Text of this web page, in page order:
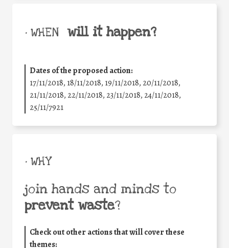
• WHEN will it happen?
Dates of the proposed action:
17/11/2018, 18/11/2018, 19/11/2018, 20/11/2018,
21/11/2018, 22/11/2018, 23/11/2018, 24/11/2018,
25/11/7921
• WHY
join hands and minds to
prevent waste?
Check out other actions that will cover these
themes: